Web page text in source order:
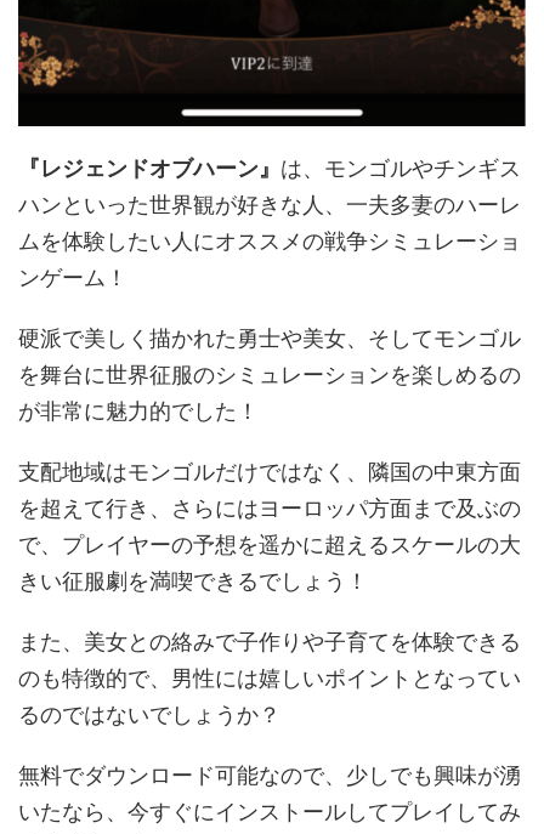
『レジェンドオブハーン』 は、モンゴルやチンギス
ハンといった世界観が好きな人、一夫多妻のハーレ
ムを体験したい人にオススメの戦争シミュレーショ
ンゲーム！
硬派で美しく描かれた勇士や美女、そしてモンゴル
を舞台に世界征服のシミュレーションを楽しめるの
が非常に魅力的でした！
支配地域はモンゴルだけではなく、隣国の中東方面
を超えて行き、さらにはヨーロッパ方面まで及ぶの
で、プレイヤーの予想を遥かに超えるスケールの大
きい征服劇を満喫できるでしょう！
また、美女との絡みで子作りや子育てを体験できる
のも特徴的で、男性には嬉しいポイントとなってい
るのではないでしょうか？
無料でダウンロード可能なので、少しでも興味が湧
いたなら、今すぐにインストールしてプレイしてみ